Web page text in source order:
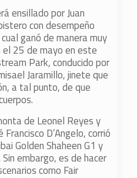
ensillado por Juan
con desempeño
ganó de manera muy
el 25 de mayo en este
Park, conducido por
Jaramillo, jinete que
a tal punto, de que
de Leonel Reyes y
D’Angelo, corrió
Golden Shaheen G1 y
embargo, es de hacer
como Fair